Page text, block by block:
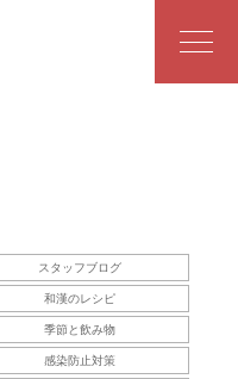
スタッフブログ
和漢のレシピ
季節と飲み物
感染防止対策